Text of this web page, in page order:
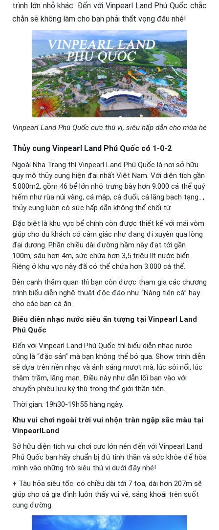
trình lớn nhỏ khác. Đến với Vinpearl Land Phú Quốc chắc
chắn sẽ không làm cho bạn phải thất vọng đâu nhé!
Vinpearl Land Phú Quốc cực thú vị, siêu hấp dẫn cho mùa hè
Thủy cung Vinpearl Land Phú Quốc có 1-0-2
Ngoài Nha Trang thì Vinpearl Land Phú Quốc là nơi sở hữu
quy mô thủy cung hiện đại nhất Việt Nam. Với diện tích gần
5.000m2, gồm 46 bể lớn nhỏ trưng bày hơn 9.000 cá thể quý
hiếm như rùa núi vàng, cá mập, cá đuối, cá lăng bạch tạng…,
thủy cung luôn có sức hấp dẫn không thể chối từ.
Đặc biệt là khu vực bể chính còn được thiết kế với mái vòm
giúp cho du khách có cảm giác như đang đi xuyên qua lòng
đại dương. Phần chiều dài đường hầm này đạt tới gần
100m, sâu hơn 4m, sức chứa hơn 3,5 triệu lít nước biển.
Riêng ở khu vực này đã có thể chứa hơn 3.000 cá thể.
Bên cạnh thăm quan thì bạn còn được tham gia các chương
trình biểu diễn nghệ thuật độc đáo như “Nàng tiên cá” hay
cho các bạn cá ăn.
Biểu diễn nhạc nước siêu ấn tượng tại Vinpearl Land
Phú Quốc
Đến với Vinpearl Land Phú Quốc thì biểu diễn nhạc nước
cũng là “đặc sản” mà bạn không thể bỏ qua. Show trình diễn
sẽ dựa trên nền nhạc và ánh sáng mượt mà, lúc sôi nổi, lúc
thâm trầm, lãng mạn. Điều này như dẫn lối bạn vào với
chuyến phiêu lưu kỳ thú trong thế giới thần tiên.
Thời gian: 19h30-19h55 hàng ngày.
Khu vui chơi ngoài trời vui nhộn tràn ngập sắc màu tại
VinpearlLand
Sở hữu diện tích vui chơi cực lớn nên đến với Vinpearl Land
Phú Quốc bạn hãy chuẩn bị đủ tinh thần và sức khỏe để hòa
mình vào những trò siêu thú vị dưới đây nhé!
+ Tàu hỏa siêu tốc: có chiều dài tới 7 toa, dài hơn 207m sẽ
giúp cho cả gia đình luôn thấy vui vẻ, sảng khoái trên suốt
cung đường.